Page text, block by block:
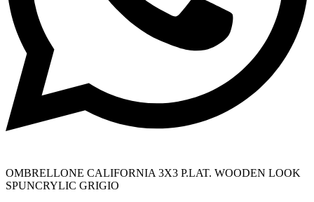
OMBRELLONE CALIFORNIA 3X3 P.LAT. WOODEN LOOK
SPUNCRYLIC GRIGIO